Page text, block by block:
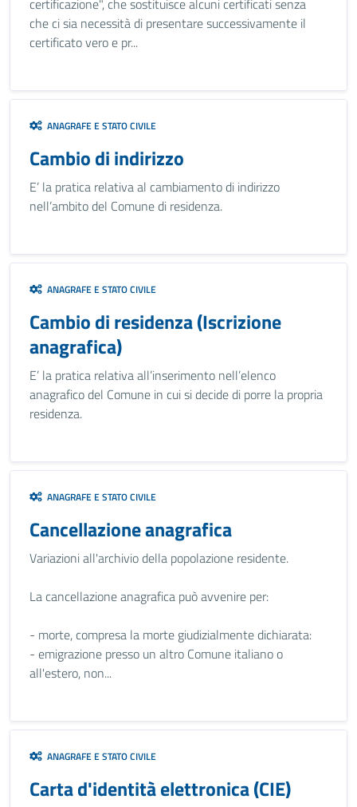
certificazione", che sostituisce alcuni certificati senza
che ci sia necessità di presentare successivamente il
certificato vero e pr...
ANAGRAFE E STATO CIVILE
Cambio di indirizzo
E’ la pratica relativa al cambiamento di indirizzo
nell’ambito del Comune di residenza.
ANAGRAFE E STATO CIVILE
Cambio di residenza (Iscrizione
anagrafica)
E’ la pratica relativa all’inserimento nell’elenco
anagrafico del Comune in cui si decide di porre la propria
residenza.
ANAGRAFE E STATO CIVILE
Cancellazione anagrafica
Variazioni all'archivio della popolazione residente.
La cancellazione anagrafica può avvenire per:
- morte, compresa la morte giudizialmente dichiarata:
- emigrazione presso un altro Comune italiano o
all'estero, non...
ANAGRAFE E STATO CIVILE
Carta d'identità elettronica (CIE)